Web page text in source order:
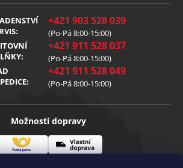
údajů
+421 903 528 039
(Po-Pá 8:00-15:00)
+421 911 528 037
(Po-Pá 8:00-15:00)
+421 911 528 049
(Po-Pá 8:00-15:00)
Možnosti dopravy